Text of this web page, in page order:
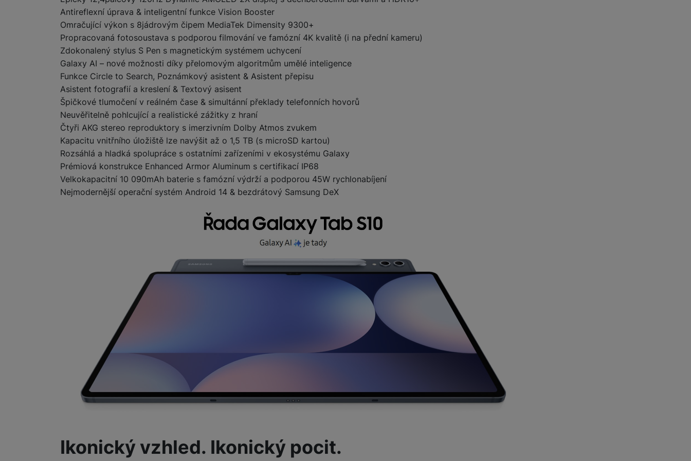
Marketingové cookies používáme my nebo naši partneři, abychom vám mohli zobrazit vhodné obsahy nebo reklamy jak
na našich stránkách, tak na stránkách třetích stran.
Antireflexní úprava & inteligentní funkce Vision Booster
Omračující výkon s 8jádrovým čipem MediaTek Dimensity 9300+
Propracovaná fotosoustava s podporou filmování ve famózní 4K kvalitě (i na přední kameru)
Zdokonalený stylus S Pen s magnetickým systémem uchycení
Galaxy AI – nové možnosti díky přelomovým algoritmům umělé inteligence
Funkce Circle to Search, Poznámkový asistent & Asistent přepisu
Asistent fotografií a kreslení & Textový asisent
Špičkové tlumočení v reálném čase & simultánní překlady telefonních hovorů
Neuvěřitelně pohlcující a realistické zážitky z hraní
Čtyři AKG stereo reproduktory s imerzivním Dolby Atmos zvukem
Kapacitu vnitřního úložiště lze navýšit až o 1,5 TB (s microSD kartou)
Rozsáhlá a hladká spolupráce s ostatními zařízeními v ekosystému Galaxy
Prémiová konstrukce Enhanced Armor Aluminum s certifikací IP68
Velkokapacitní 10 090mAh baterie s famózní výdrží a podporou 45W rychlonabíjení
Nejmodernější operační systém Android 14 & bezdrátový Samsung DeX
Ikonický vzhled. Ikonický pocit.